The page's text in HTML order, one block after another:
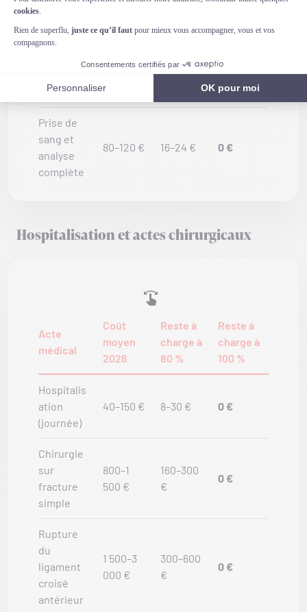
e
Scanner
(tomoden
120–180
€
0 €
Prise de
sang et
analyse
complète
80–120 € 16–24 € 0 €
Hospitalisation et actes chirurgicaux
Acte
médical
Coût
moyen
2026
Reste à
charge à
80 %
Reste à
charge à
100 %
Hospitalis
ation
(journée)
40–150 € 8–30 € 0 €
Chirurgie
sur
fracture
simple
800–1
500 €
160–300
€
0 €
Rupture
du
ligament
croisé
antérieur
1 500–3
000 €
300–600
€
0 €